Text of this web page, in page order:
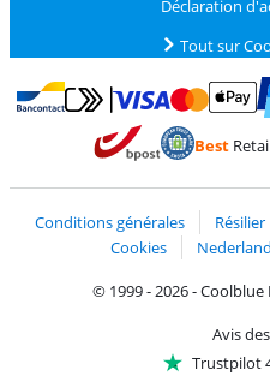
Déclaration
Tout sur
Payer avec Bancontact
Payer avec MasterCard et
Best
Conditions générales
Cookies
© 1999 - 2026 - Coolblue
Avis
Trustpilot